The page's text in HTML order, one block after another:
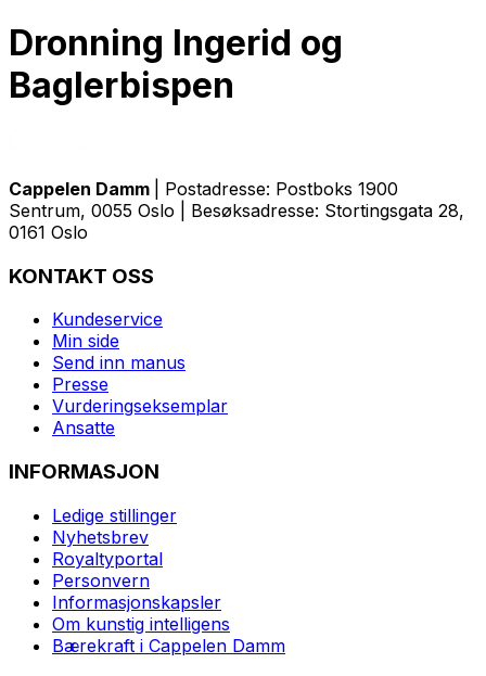
Dronning Ingerid og
Baglerbispen
Cappelen Damm
| Postadresse: Postboks 1900
Sentrum, 0055 Oslo | Besøksadresse: Stortingsgata 28,
0161 Oslo
KONTAKT OSS
Kundeservice
Min side
Send inn manus
Presse
Vurderingseksemplar
Ansatte
INFORMASJON
Ledige stillinger
Nyhetsbrev
Royaltyportal
Personvern
Informasjonskapsler
Om kunstig intelligens
Bærekraft i Cappelen Damm